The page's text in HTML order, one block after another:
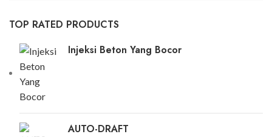
TOP RATED PRODUCTS
Injeksi Beton Yang Bocor
AUTO-DRAFT